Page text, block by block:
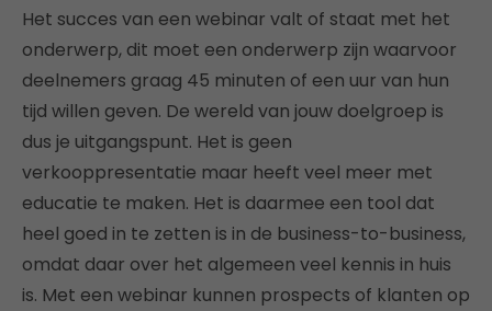
Het succes van een webinar valt of staat met het
onderwerp, dit moet een onderwerp zijn waarvoor
deelnemers graag 45 minuten of een uur van hun
tijd willen geven. De wereld van jouw doelgroep is
dus je uitgangspunt. Het is geen
verkooppresentatie maar heeft veel meer met
educatie te maken. Het is daarmee een tool dat
heel goed in te zetten is in de business-to-business,
omdat daar over het algemeen veel kennis in huis
is. Met een webinar kunnen prospects of klanten op